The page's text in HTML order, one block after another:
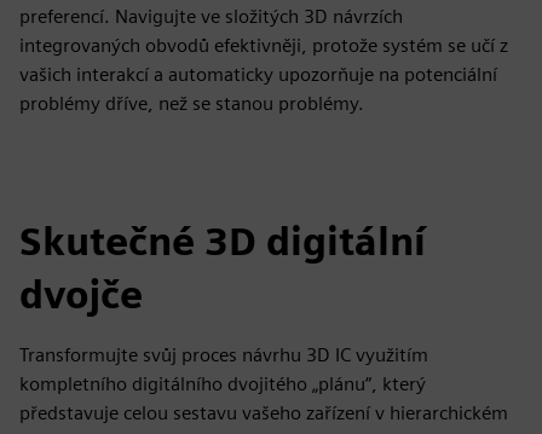
preferencí. Navigujte ve složitých 3D návrzích
integrovaných obvodů efektivněji, protože systém se učí z
vašich interakcí a automaticky upozorňuje na potenciální
problémy dříve, než se stanou problémy.
Skutečné 3D digitální
dvojče
Transformujte svůj proces návrhu 3D IC využitím
kompletního digitálního dvojitého „plánu“, který
představuje celou sestavu vašeho zařízení v hierarchickém